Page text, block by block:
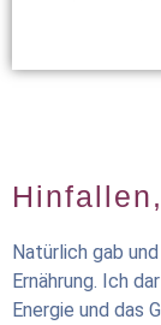
Natürlich gab
Ernährung. Ich
Energie und das